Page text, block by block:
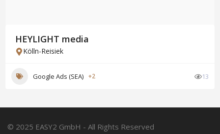
HEYLIGHT media
Kölln-Reisiek
Google Ads (SEA) +2 13
© 2025 EASY2 GmbH - All Rights Reserved